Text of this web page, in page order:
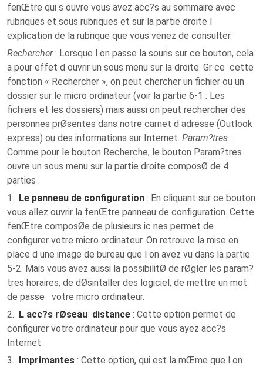
fenŒtre qui s ouvre vous avez acc?s au sommaire avec
rubriques et sous rubriques et sur la partie droite l
explication de la rubrique que vous venez de consulter.
Rechercher: Lorsque l on passe la souris sur ce bouton, cela
a pour effet d ouvrir un sous menu sur la droite. Gr ce cette
fonction « Rechercher », on peut chercher un fichier ou un
dossier sur le micro ordinateur (voir la partie 6-1 : Les
fichiers et les dossiers) mais aussi on peut rechercher des
personnes prØsentes dans notre carnet d adresse (Outlook
express) ou des informations sur Internet. Param?tres :
Comme pour le bouton Recherche, le bouton Param?tres
ouvre un sous menu sur la partie droite composØ de 4
parties :
1.
Le panneau de configuration : En cliquant sur ce bouton
vous allez ouvrir la fenŒtre panneau de configuration. Cette
fenŒtre composØe de plusieurs ic nes permet de
configurer votre micro ordinateur. On retrouve la mise en
place d une image de bureau que l on avez vu dans la partie
5-2. Mais vous avez aussi la possibilitØ de rØgler les param?
tres horaires, de dØsintaller des logiciel, de mettre un mot
de passe votre micro ordinateur.
2.
L acc?s rØseau distance : Cette option permet de
configurer votre ordinateur pour que vous ayez acc?s
Internet
3.
Imprimantes : Cette option, qui est la mŒme que l on